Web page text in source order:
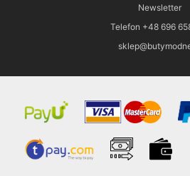
Newsletter
Telefon +48 696